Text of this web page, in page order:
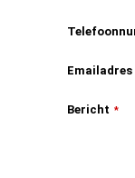
Emailadres
Bericht *